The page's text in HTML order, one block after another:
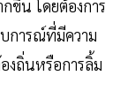
ขึ้น โดยต้องการ
การณ์ที่มีความ
งถิ่นหรือการลิ้ม